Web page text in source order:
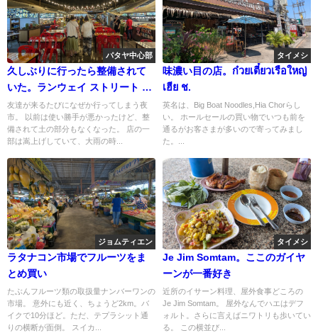
パタヤ中心部
久しぶりに行ったら整備されて
いた。ランウェイ ストリート フ
ード
友達が来るたびになぜか行ってしまう夜
市。 以前は使い勝手が悪かったけど、整
備されて土の部分もなくなった。 店の一
部は嵩上げしていて、大雨の時...
タイメシ
味濃い目の店。ก๋วยเตี๋ยวเรือใหญ่
เฮีย ช.
英名は、Big Boat Noodles,Hia Chorらし
い。 ホールセールの買い物でいつも前を
通るがお客さまが多いので寄ってみまし
た。...
ジョムティエン
ラタナコン市場でフルーツをま
とめ買い
たぶんフルーツ類の取扱量ナンバーワンの
市場。 意外にも近く、ちょうど2km。バ
イクで10分ほど。ただ、テプラシット通
りの横断が面倒。 スイカ...
タイメシ
Je Jim Somtam。ここのガイヤ
ーンが一番好き
近所のイサーン料理、屋外食事どころの
Je Jim Somtam。 屋外なんでハエはデフ
ォルト。さらに言えばニワトリも歩いてい
る。 この横並び...